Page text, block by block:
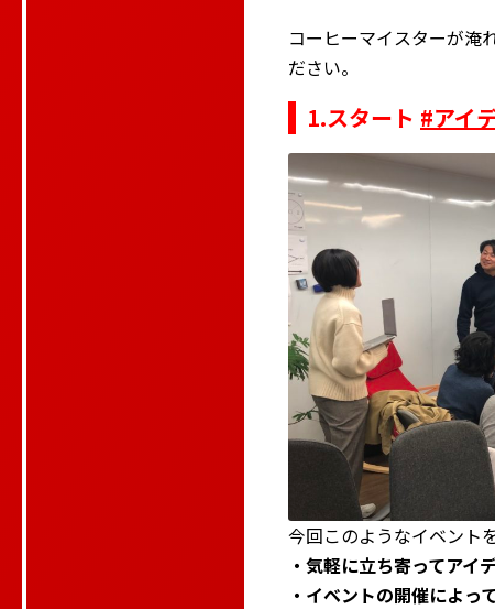
コーヒーマイスターが淹
ださい。
1.スタート #アイ
今回このようなイベント
・気軽に立ち寄ってアイ
・イベントの開催によっ